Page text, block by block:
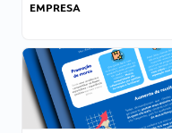
EMPRESA